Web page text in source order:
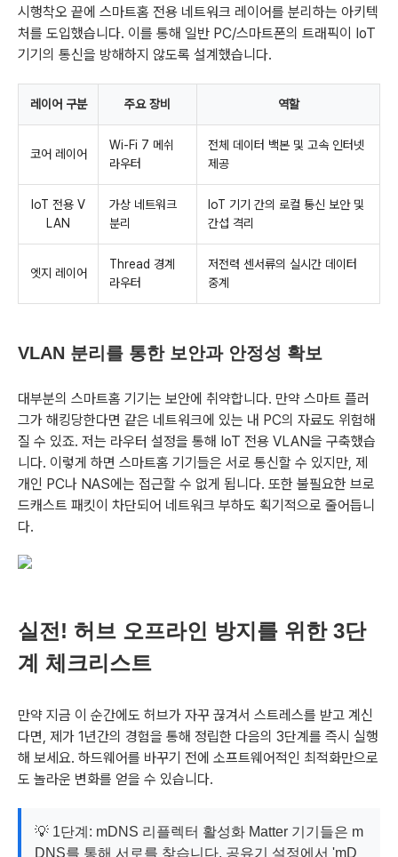
시행착오 끝에 스마트홈 전용 네트워크 레이어를 분리하는 아키텍
처를 도입했습니다. 이를 통해 일반 PC/스마트폰의 트래픽이 IoT
기기의 통신을 방해하지 않도록 설계했습니다.
레이어 구분 주요 장비 역할
코어 레이어
Wi-Fi 7 메쉬
라우터
전체 데이터 백본 및 고속 인터넷
제공
IoT 전용 V
LAN
가상 네트워크
분리
IoT 기기 간의 로컬 통신 보안 및
간섭 격리
엣지 레이어
Thread 경계
라우터
저전력 센서류의 실시간 데이터
중계
VLAN 분리를 통한 보안과 안정성 확보
대부분의 스마트홈 기기는 보안에 취약합니다. 만약 스마트 플러
그가 해킹당한다면 같은 네트워크에 있는 내 PC의 자료도 위험해
질 수 있죠. 저는 라우터 설정을 통해 IoT 전용 VLAN을 구축했습
니다. 이렇게 하면 스마트홈 기기들은 서로 통신할 수 있지만, 제
개인 PC나 NAS에는 접근할 수 없게 됩니다. 또한 불필요한 브로
드캐스트 패킷이 차단되어 네트워크 부하도 획기적으로 줄어듭니
다.
실전! 허브 오프라인 방지를 위한 3단
계 체크리스트
만약 지금 이 순간에도 허브가 자꾸 끊겨서 스트레스를 받고 계신
다면, 제가 1년간의 경험을 통해 정립한 다음의 3단계를 즉시 실행
해 보세요. 하드웨어를 바꾸기 전에 소프트웨어적인 최적화만으로
도 놀라운 변화를 얻을 수 있습니다.
💡 1단계: mDNS 리플렉터 활성화 Matter 기기들은 m
DNS를 통해 서로를 찾습니다. 공유기 설정에서 'mD